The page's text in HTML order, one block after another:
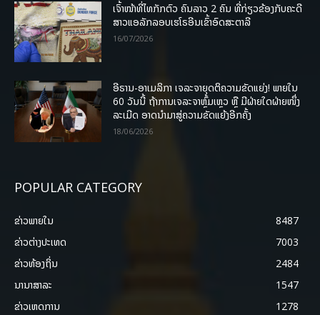
ເຈົ້າໜ້າທີ່ໄທກັກຕົວ ຄົນລາວ 2 ຄົນ ທີ່ກ່ຽວຂ້ອງກັບຄະດີ
ສາວແອລັກລອບເຮໂຣອີນເຂົ້າອົດສະຕາລີ
16/07/2026
ອີຣານ-ອາເມລິກາ ເຈລະຈາຍຸດຕິຄວາມຂັດແຍ່ງ! ພາຍໃນ
60 ວັນນີ້ ຖ້າການເຈລະຈາຫຼົ້ມເຫຼວ ຫຼື ມີຝ່າຍໃດຝ່າຍໜຶ່ງ
ລະເມີດ ອາດນໍາມາສູ່ຄວາມຂັດແຍ້ງອີກຄັ້ງ
18/06/2026
POPULAR CATEGORY
ຂ່າວພາຍ​ໃນ
8487
ຂ່າວຕ່າງປະເທດ
7003
ຂ່າວທ້ອງຖິ່ນ
2484
ນານາສາລະ
1547
ຂ່າວເຫດການ
1278